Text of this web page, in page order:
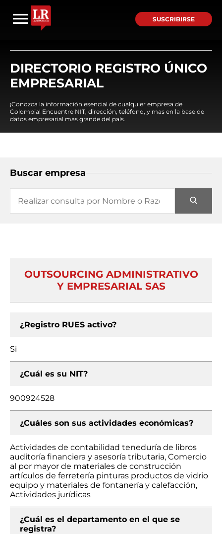
SUSCRIBIRSE
DIRECTORIO REGISTRO ÚNICO
EMPRESARIAL
¡Conozca la información esencial de cualquier empresa de
Colombia! Encuentre NIT, dirección, teléfono, y mas en la base de
datos empresarial mas grande del país.
Buscar empresa
OUTSOURCING ADMINISTRATIVO
Y EMPRESARIAL SAS
¿Registro RUES activo?
Si
¿Cuál es su NIT?
900924528
¿Cuáles son sus actividades económicas?
Actividades de contabilidad teneduría de libros
auditoría financiera y asesoría tributaria, Comercio
al por mayor de materiales de construcción
artículos de ferretería pinturas productos de vidrio
equipo y materiales de fontanería y calefacción,
Actividades jurídicas
¿Cuál es el departamento en el que se
registra?